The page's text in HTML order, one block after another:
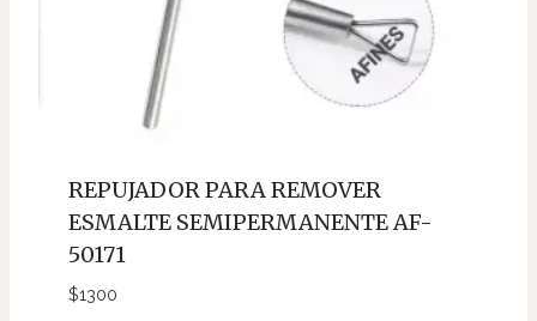
REPUJADOR PARA REMOVER
ESMALTE SEMIPERMANENTE AF-
50171
$1300